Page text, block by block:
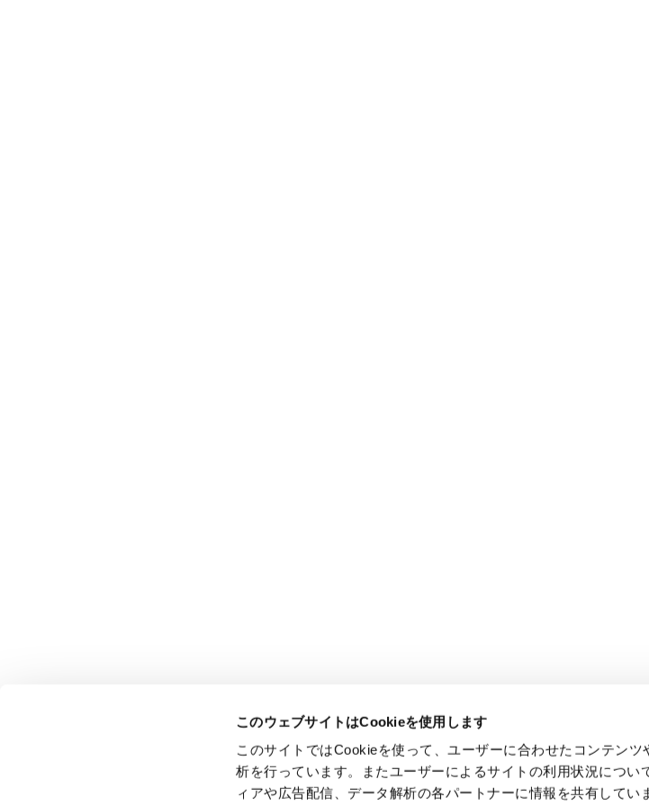
このウェブサイトはCookieを使用します
このサイトではCookieを使って、ユーザーに合わせたコンテン
析を行っています。またユーザーによるサイトの利用状況につい
ィアや広告配信、データ解析の各パートナーに情報を共有してい